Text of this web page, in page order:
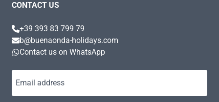
CONTACT US
+39 393 83 799 79
b@buenaonda-holidays.com
Contact us on WhatsApp
Email address